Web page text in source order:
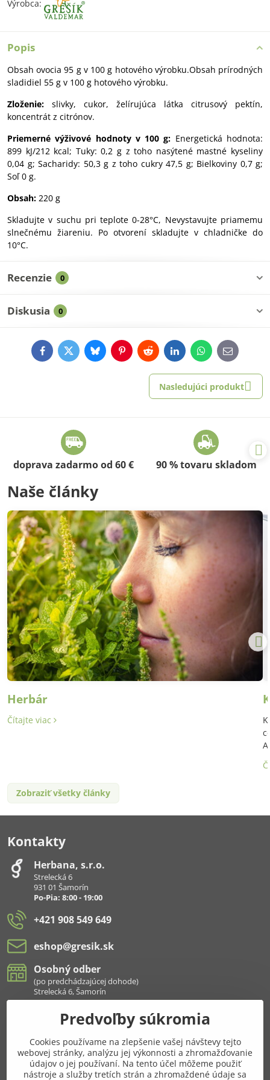
Výrobca:
Popis
Obsah ovocia 95 g v 100 g hotového výrobku.Obsah prírodných
sladidiel 55 g v 100 g hotového výrobku.
Zloženie: slivky, cukor, želírujúca látka citrusový pektín,
koncentrát z citrónov.
Priemerné výživové hodnoty v 100 g: Energetická hodnota:
899 kJ/212 kcal; Tuky: 0,2 g z toho nasýtené mastné kyseliny
0,04 g; Sacharidy: 50,3 g z toho cukry 47,5 g; Bielkoviny 0,7 g;
Soľ 0 g.
Obsah: 220 g
Skladujte v suchu pri teplote 0-28°C, Nevystavujte priamemu
slnečnému žiareniu. Po otvorení skladujte v chladničke do
10°C.
Recenzie 0
Diskusia 0
FacebookTwitterBlueskyPinterestRedditLinkedInWhatsApp
E-
mail
Nasledujúci produkt
doprava zadarmo od 60 € 90 % tovaru skladom
Naše články
Herbár
Čítajte viac
Zobraziť všetky články
Kontakty
Herbana, s​.r​.o​.
Strelecká 6
931 01 Šamorín
Po-Pia: 8:00 - 19:00
+421 908 549 649
eshop​@gresik​.sk
Osobný odber
(po predchádzajúcej dohode)
Strelecká 6, Šamorín
Všetko k nákupu
Pridajte sa k nám aj na sieťach
Facebook Instagram
Predvoľby súkromia
Cookies používame na zlepšenie vašej návštevy tejto
webovej stránky, analýzu jej výkonnosti a zhromažďovanie
údajov o jej používaní. Na tento účel môžeme použiť
nástroje a služby tretích strán a zhromaždené údaje sa